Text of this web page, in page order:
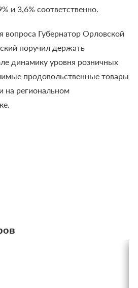
и 3,6% соответственно.
вопроса Губернатор Орловской
поручил держать
динамику уровня розничных
продовольственные товары
на региональном